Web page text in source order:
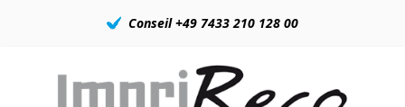
Conseil +49 7433 210 128 00